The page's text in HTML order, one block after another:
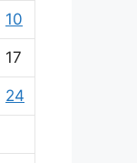
10
17
24